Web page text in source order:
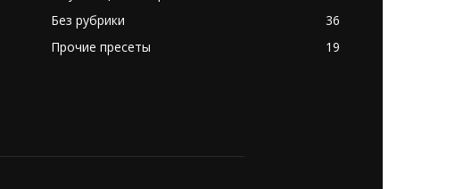
Без рубрики
36
Прочие пресеты
19